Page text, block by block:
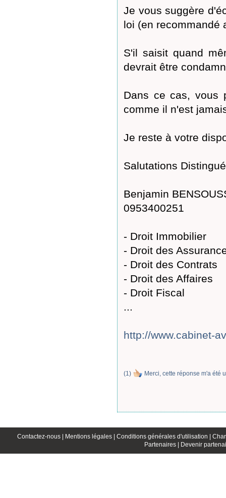
Je vous suggère
loi (en recommandé
S'il saisit quand
devrait être
Dans ce cas, vous
comme il n'est
Je reste à votre
Salutations
Benjamin
0953400251
- Droit Immobilier
- Droit des
- Droit des Contrats
- Droit des Affaires
- Droit Fiscal
...
http://www.cabinet-
(1) Merci, cette réponse m'a été
Contactez-nous | Mentions légales | Conditions générales d'utilisation |
Partenaires |
Devenir